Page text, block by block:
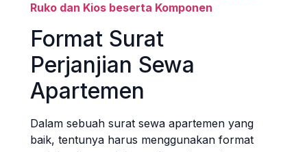
Ruko dan Kios beserta Komponen
Format Surat
Perjanjian Sewa
Apartemen
Dalam sebuah surat sewa apartemen yang
baik, tentunya harus menggunakan format